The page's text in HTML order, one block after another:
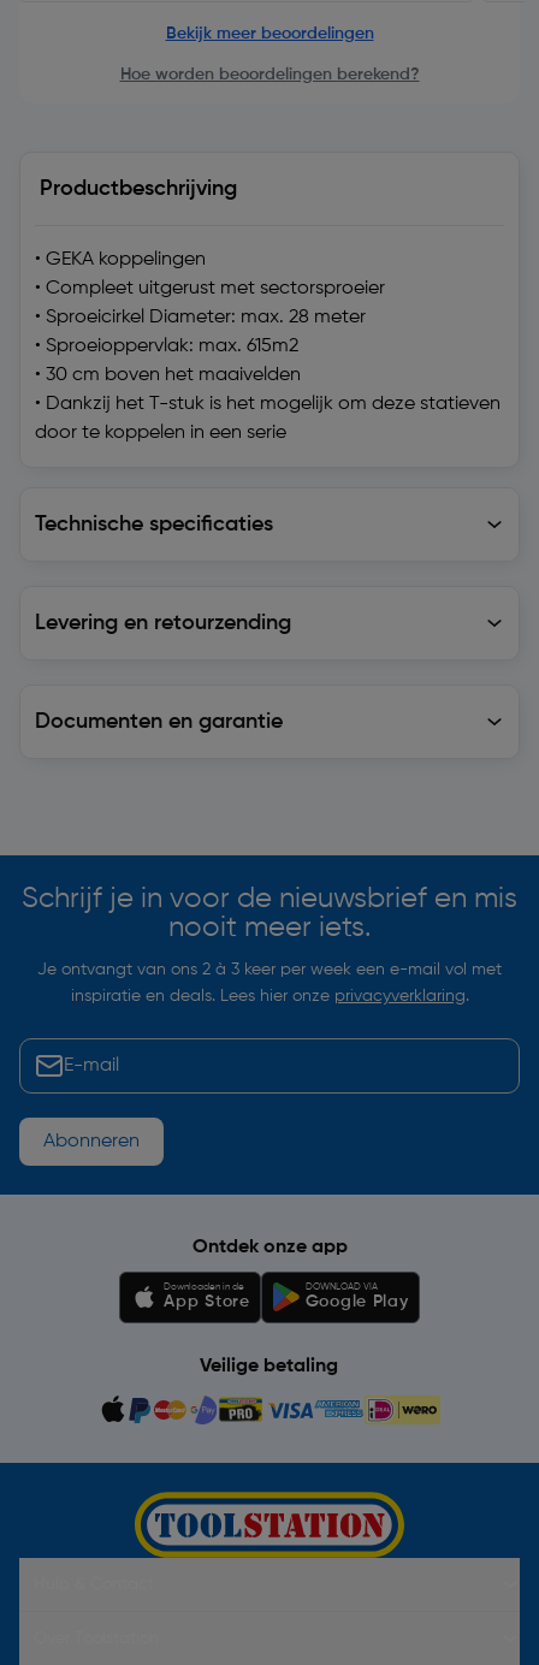
Bekijk meer beoordelingen
Hoe worden beoordelingen berekend?
Productbeschrijving
• GEKA koppelingen
• Compleet uitgerust met sectorsproeier
• Sproeicirkel Diameter: max. 28 meter
• Sproeioppervlak: max. 615m2
• 30 cm boven het maaivelden
• Dankzij het T-stuk is het mogelijk om deze statieven
door te koppelen in een serie
Technische specificaties
Levering en retourzending
Documenten en garantie
Schrijf je in voor de nieuwsbrief en mis
nooit meer iets.
Je ontvangt van ons 2 à 3 keer per week een e-mail vol met
inspiratie en deals. Lees hier onze privacyverklaring.
Abonneren
Ontdek onze app
Downloaden in de
App Store
DOWNLOAD VIA
Google Play
Veilige betaling